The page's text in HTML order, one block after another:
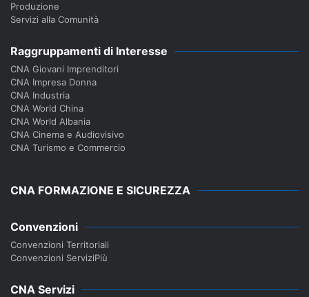
Produzione
Servizi alla Comunità
Raggruppamenti di Interesse
CNA Giovani Imprenditori
CNA Impresa Donna
CNA Industria
CNA World China
CNA World Albania
CNA Cinema e Audiovisivo
CNA Turismo e Commercio
CNA FORMAZIONE E SICUREZZA
Convenzioni
Convenzioni Territoriali
Convenzioni ServiziPiù
CNA Servizi